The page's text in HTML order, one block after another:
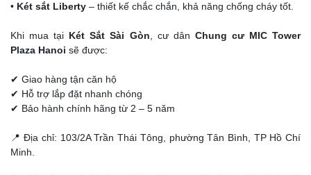
• Két sắt Liberty – thiết kế chắc chắn, khả năng chống cháy tốt.
Khi mua tại Két Sắt Sài Gòn , cư dân Chung cư MIC Tower
Plaza Hanoi sẽ được:
✔ Giao hàng tận căn hộ
✔ Hỗ trợ lắp đặt nhanh chóng
✔ Bảo hành chính hãng từ 2 – 5 năm
📍 Địa chỉ: 103/2A Trần Thái Tông, phường Tân Bình, TP Hồ Chí
Minh.